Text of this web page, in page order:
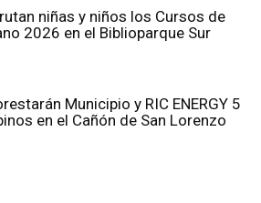
niñas y niños los Cursos de
2026 en el Biblioparque Sur
Municipio y RIC ENERGY 5
en el Cañón de San Lorenzo